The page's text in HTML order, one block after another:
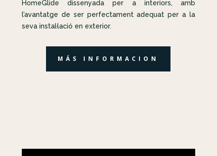
HomeGlide dissenyada per a interiors, amb
l’avantatge de ser perfectament adequat per a la
seva instal·lació en exterior.
MÁS INFORMACION